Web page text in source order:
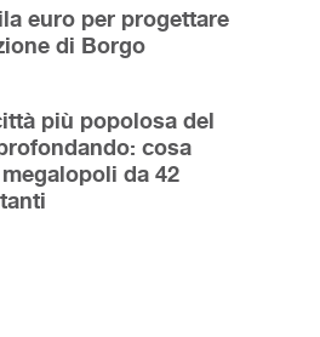
euro per progettare
di Borgo
più popolosa del
cosa
da 42